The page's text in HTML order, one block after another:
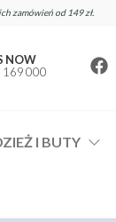
zamówień od 149 zł.
NOW
169 000
I BUTY